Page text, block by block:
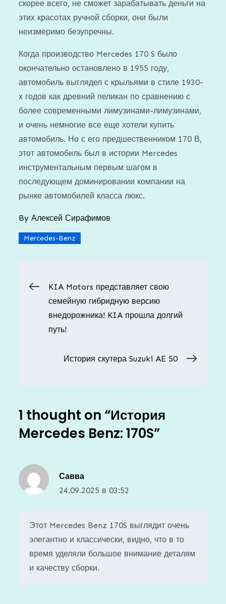
скорее всего, не сможет зарабатывать деньги на
этих красотах ручной сборки, они были
неизмеримо безупречны.
Когда производство Mercedes 170 S было
окончательно остановлено в 1955 году,
автомобиль выглядел с крыльями в стиле 1930-
х годов как древний пеликан по сравнению с
более современными лимузинами-лимузинами,
и очень немногие все еще хотели купить
автомобиль. Но с его предшественником 170 В,
этот автомобиль был в истории Mercedes
инструментальным первым шагом в
последующем доминировании компании на
рынке автомобилей класса люкс.
ByАлексей Сирафимов
Mercedes-Benz
Навигация
по
KIA Motors представляет свою
семейную гибридную версию
внедорожника! KIA прошла долгий
путь!
История скутера Suzuki AE 50
1 thought on “История
Mercedes Benz: 170S”
Савва
24.09.2025 в 03:52
Этот Mercedes Benz 170S выглядит очень
элегантно и классически, видно, что в то
время уделяли большое внимание деталям
и качеству сборки.